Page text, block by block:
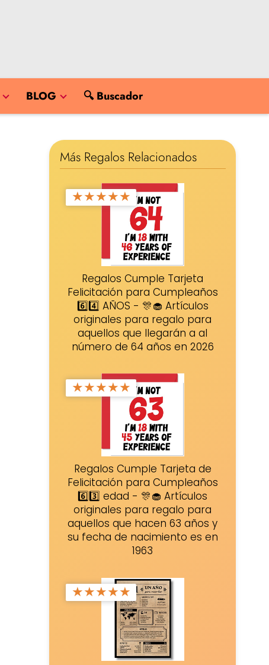
BLOG 🔍 Buscador
Más Regalos Relacionados
★★★★★
Regalos Cumple Tarjeta
Felicitación para Cumpleaños
6️⃣4️⃣ AÑOS - 🎊🧁 Artículos
originales para regalo para
aquellos que llegarán a al
número de 64 años en 2026
★★★★★
Regalos Cumple Tarjeta de
Felicitación para Cumpleaños
6️⃣3️⃣ edad - 🎊🧁 Artículos
originales para regalo para
aquellos que hacen 63 años y
su fecha de nacimiento es en
1963
★★★★★